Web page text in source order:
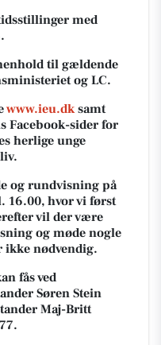
med
til gældende
og LC.
www.ieu.dk samt
Facebook-sider for
herlige unge
og rundvisning på
16.00, hvor vi først
vil der være
og møde nogle
ikke nødvendig.
fås ved
Søren Stein
Maj-Britt